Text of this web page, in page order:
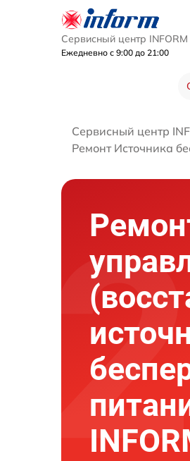
Сервисный центр INFORM
Ежедневно с 9:00 до 21:00
Сервисный центр
Ремонт Источника